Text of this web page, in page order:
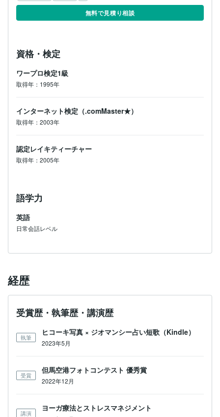
無料で見積り相談
資格・検定
ワープロ検定1級
取得年：1995年
インターネット検定（.comMaster★）
取得年：2003年
認定レイキティーチャー
取得年：2005年
語学力
英語
日常会話レベル
経歴
受賞歴・執筆歴・講演歴
執筆
ヒコーキ写真 × ジオマンシー占い短歌（Kindle）
2023年5月
受賞
但馬空港フォトコンテスト 優秀賞
2022年12月
講演
ヨーガ療法とストレスマネジメント